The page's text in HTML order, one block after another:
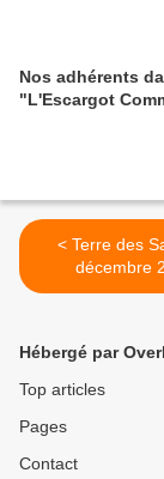
Nos adhérents
"L'Escargot
< Terre des Savoie 12
décembre
L'escargot,
Hébergé par
Top articles
Pages
Contact